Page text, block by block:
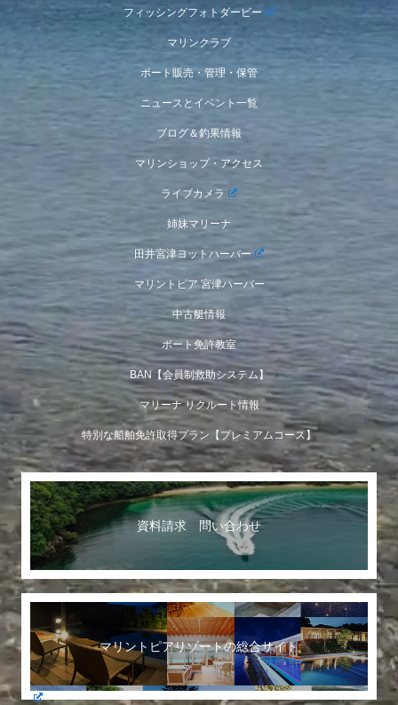
フィッシングフォトダービー
マリンクラブ
ボート販売・管理・保管
ニュースとイベント一覧
ブログ＆釣果情報
マリンショップ・アクセス
ライブカメラ
姉妹マリーナ
田井宮津ヨットハーバー
マリントピア 宮津ハーバー
中古艇情報
ボート免許教室
BAN【会員制救助システム】
マリーナ リクルート情報
特別な船舶免許取得プラン【プレミアムコース】
資料請求 問い合わせ
マリントピアリゾートの総合サイト